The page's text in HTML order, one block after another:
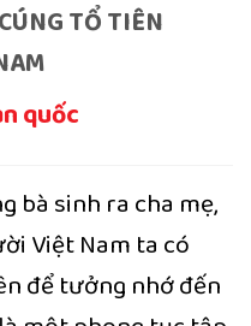
TỔ TIÊN
quốc
bà sinh ra cha mẹ,
Việt Nam ta có
để tưởng nhớ đến